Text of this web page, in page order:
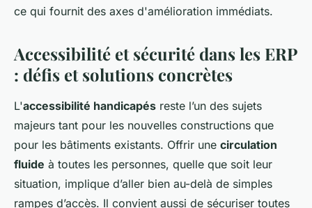
ce qui fournit des axes d'amélioration immédiats.
Accessibilité et sécurité dans les ERP
: défis et solutions concrètes
L'accessibilité handicapés reste l’un des sujets
majeurs tant pour les nouvelles constructions que
pour les bâtiments existants. Offrir une circulation
fluide à toutes les personnes, quelle que soit leur
situation, implique d’aller bien au-delà de simples
rampes d’accès. Il convient aussi de sécuriser toutes